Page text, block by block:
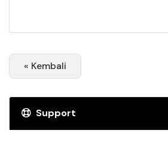
« Kembali
Support